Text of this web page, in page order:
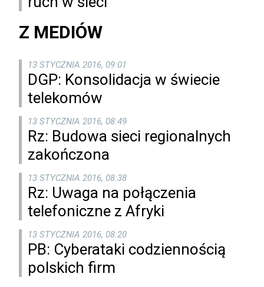
Z MEDIÓW
13 STYCZNIA 2016, 09:01
DGP: Konsolidacja w świecie
telekomów
13 STYCZNIA 2016, 08:49
Rz: Budowa sieci regionalnych
zakończona
13 STYCZNIA 2016, 08:38
Rz: Uwaga na połączenia
telefoniczne z Afryki
13 STYCZNIA 2016, 08:20
PB: Cyberataki codziennością
polskich firm